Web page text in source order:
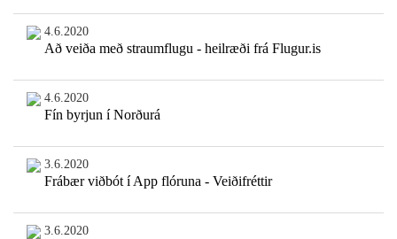
4.6.2020
Að veiða með straumflugu - heilræði frá Flugur.is
4.6.2020
Fín byrjun í Norðurá
3.6.2020
Frábær viðbót í App flóruna - Veiðifréttir
3.6.2020